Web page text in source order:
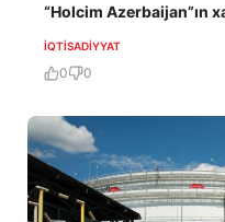
“Holcim Azerbaijan”ın
İQTISADIYYAT
0 0